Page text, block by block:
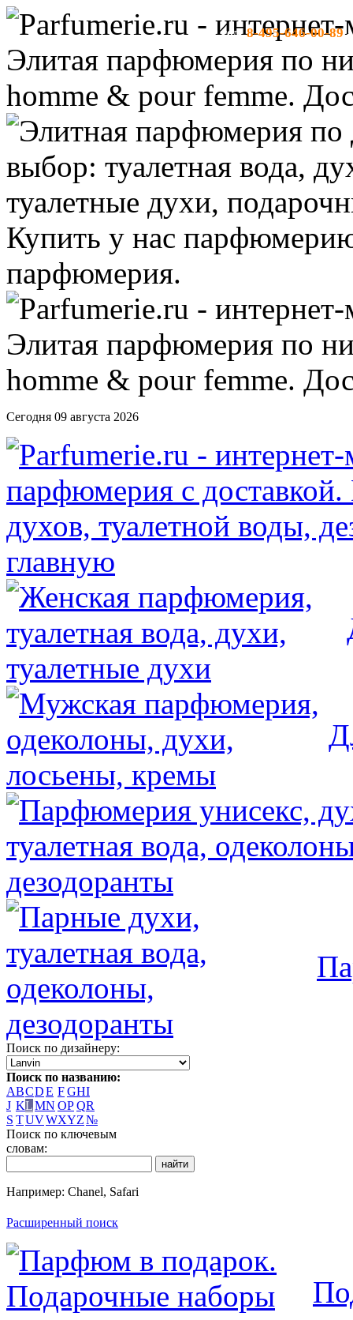
тел:8-495-646-00-89-
Сегодня 09 августа 2026
главную
Поиск по дизайнеру:
Поиск по названию:
ABCDE FGHI
J KLMN OPQR
S TUVWXYZ№
Поиск по ключевым
словам:
Например: Chanel, Safari
Расширенный поиск